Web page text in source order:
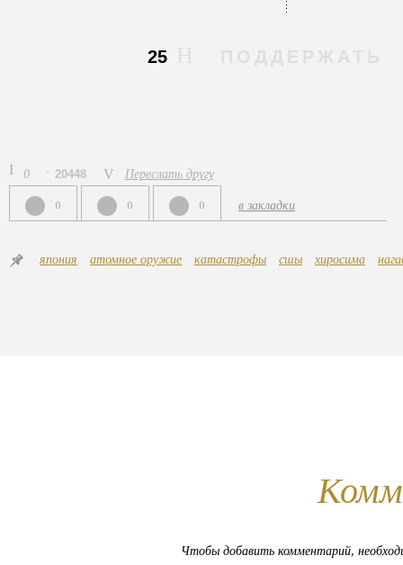
25
0 20448 Переслать другу
0 0 0 в закладки
япония атомное оружие катастрофы сшы хиросима
Чтобы добавить комментарий,